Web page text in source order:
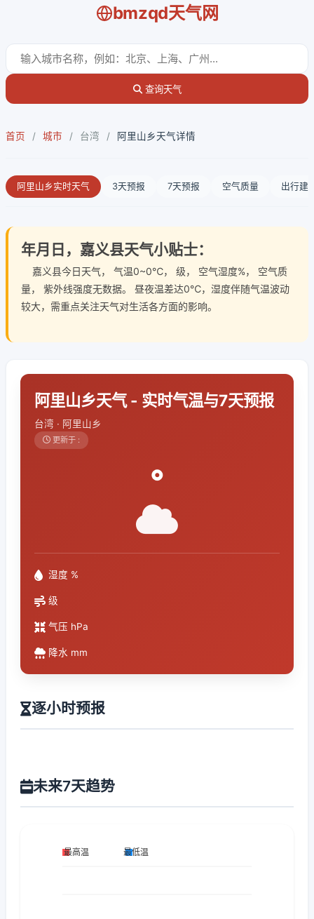
bmzqd天气网
查询天气
首页 / 城市 / 台湾 / 阿里山乡天气详情
阿里山乡实时天气 3天预报 7天预报 空气质量 出行建
年月日，嘉义县天气小贴士：
嘉义县今日天气， 气温0~0℃， 级， 空气湿度%， 空气质
量， 紫外线强度无数据。 昼夜温差达0℃，湿度伴随气温波动
较大，需重点关注天气对生活各方面的影响。
阿里山乡天气 - 实时气温与7天预报
台湾 · 阿里山乡
更新于 :
°
湿度 %
级
气压 hPa
降水 mm
逐小时预报
未来7天趋势